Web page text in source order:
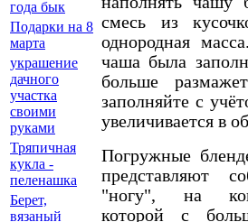
смесь из
однородная
чаша была
больше
заполняйте с
увеличивается в
Погружные
представляют
"ногу", на
которой с
года бык
Подарки на 8
марта
украшение
дачного
участка
своими
руками
Тряпичная
кукла -
пеленашка
Берет,
вязаный